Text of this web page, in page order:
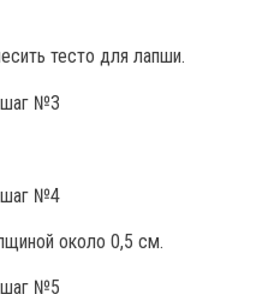
тесто для лапши.
около 0,5 см.